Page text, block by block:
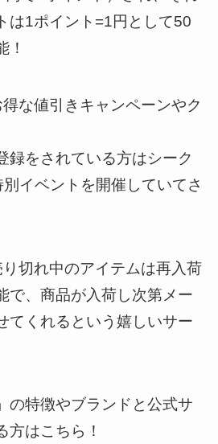
は1ポイント=1円として50
！
な値引きキャンペーンやク
録をされている方はシーク
イベントを開催していてさ
切れ中のアイテムは再入荷
で、商品が入荷し次第メー
てくれるという嬉しいサー
の特徴やブランドと公式サ
方はこちら！